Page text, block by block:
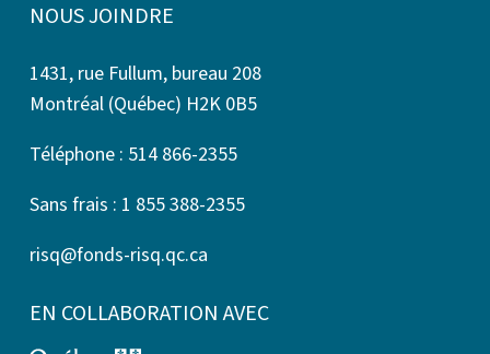
NOUS JOINDRE
1431, rue Fullum, bureau 208
Montréal (Québec) H2K 0B5
Téléphone : 514 866-2355
Sans frais : 1 855 388-2355
risq@fonds-risq.qc.ca
EN COLLABORATION AVEC